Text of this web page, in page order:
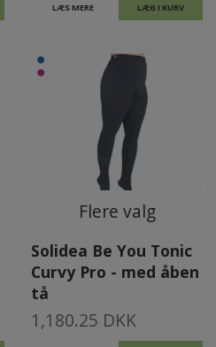
LÆS MERE LÆG I KURV
Flere valg
Solidea Be You Tonic
Curvy Pro - med åben
tå
1,180.25 DKK